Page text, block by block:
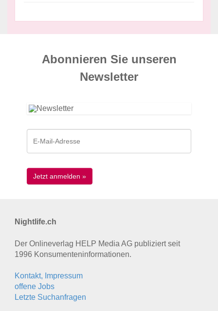
Abonnieren Sie unseren
News­letter
Nightlife.ch
Der Onlineverlag HELP Media AG publiziert seit
1996 Konsumenten­informationen.
Kontakt, Impressum
offene Jobs
Letzte Suchanfragen